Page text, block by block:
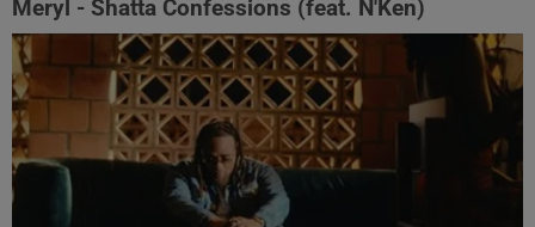
Meryl - Shatta Confessions (feat. N'Ken)